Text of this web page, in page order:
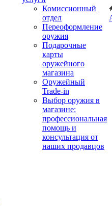
Комиссионный
отдел
Переоформление
оружия
Подарочные
карты
оружейного
магазина
Оружейный
Trade-in
Выбор оружия в
магазине:
профессиональная
помощь и
консультация от
наших продавцов